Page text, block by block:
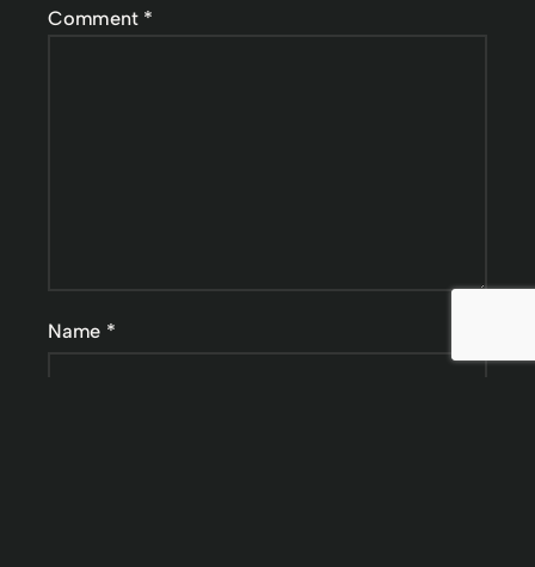
Comment *
Name *